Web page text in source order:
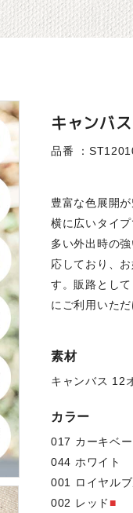
キャンバ
品番 ：
豊富な色展開
横に広いタイ
多い外出時の
応しており、
す。販路とし
にご利用いただ
素材
キャンバス 12
カラー
017 カーキベー
044 ホワイト
001 ロイヤル
002 レッド■